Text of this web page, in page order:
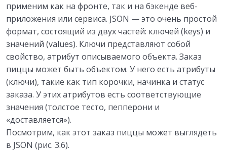
применим как на фронте, так и на бэкенде веб-
приложения или сервиса. JSON — это очень простой
формат, состоящий из двух частей: ключей (keys) и
значений (values). Ключи представляют собой
свойство, атрибут описываемого объекта. Заказ
пиццы может быть объектом. У него есть атрибуты
(ключи), такие как тип корочки, начинка и статус
заказа. У этих атрибутов есть соответствующие
значения (толстое тесто, пепперони и
«доставляется»).
Посмотрим, как этот заказ пиццы может выглядеть
в JSON (рис. 3.6).